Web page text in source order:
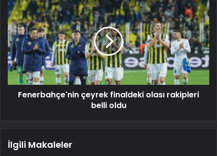
Fenerbahçe'nin çeyrek finaldeki olası rakipleri
belli oldu
İlgili Makaleler